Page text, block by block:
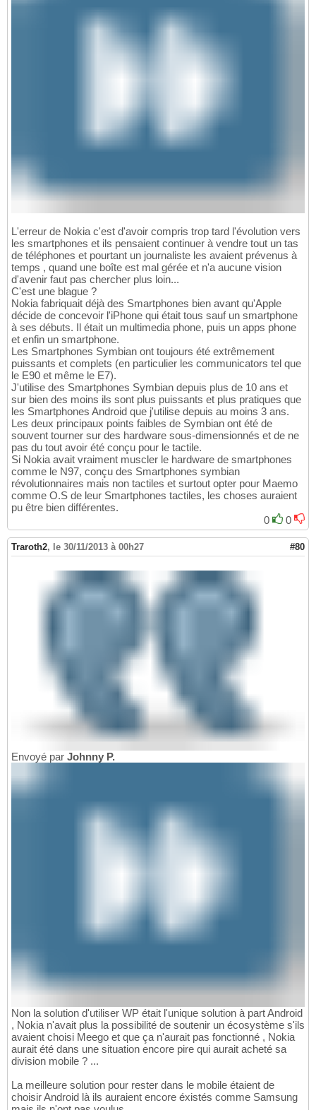
L'erreur de Nokia c'est d'avoir compris trop tard l'évolution vers
les smartphones et ils pensaient continuer à vendre tout un tas
de téléphones et pourtant un journaliste les avaient prévenus à
temps , quand une boîte est mal gérée et n'a aucune vision
d'avenir faut pas chercher plus loin...
C'est une blague ?
Nokia fabriquait déjà des Smartphones bien avant qu'Apple
décide de concevoir l'iPhone qui était tous sauf un smartphone
à ses débuts. Il était un multimedia phone, puis un apps phone
et enfin un smartphone.
Les Smartphones Symbian ont toujours été extrêmement
puissants et complets (en particulier les communicators tel que
le E90 et même le E7).
J'utilise des Smartphones Symbian depuis plus de 10 ans et
sur bien des moins ils sont plus puissants et plus pratiques que
les Smartphones Android que j'utilise depuis au moins 3 ans.
Les deux principaux points faibles de Symbian ont été de
souvent tourner sur des hardware sous-dimensionnés et de ne
pas du tout avoir été conçu pour le tactile.
Si Nokia avait vraiment muscler le hardware de smartphones
comme le N97, conçu des Smartphones symbian
révolutionnaires mais non tactiles et surtout opter pour Maemo
comme O.S de leur Smartphones tactiles, les choses auraient
pu être bien différentes.
0
0
Traroth2, le 30/11/2013 à 00h27 #80
Envoyé par Johnny P.
Non la solution d'utiliser WP était l'unique solution à part Android
, Nokia n'avait plus la possibilité de soutenir un écosystème s'ils
avaient choisi Meego et que ça n'aurait pas fonctionné , Nokia
aurait été dans une situation encore pire qui aurait acheté sa
division mobile ? ...
La meilleure solution pour rester dans le mobile étaient de
choisir Android là ils auraient encore éxistés comme Samsung